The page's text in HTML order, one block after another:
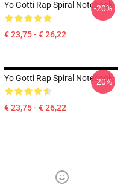
Yo Gotti Rap Spiral Notebook
€ 23,75 - € 26,22
-20%
Yo Gotti Rap Spiral Notebook
€ 23,75 - € 26,22
-20%